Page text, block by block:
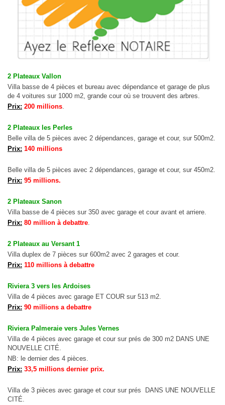
2 Plateaux Vallon
Villa basse de 4 pièces et bureau avec dépendance et garage de plus
de 4 voitures sur 1000 m2, grande cour où se trouvent des arbres.
Prix: 200 millions.
2 Plateaux les Perles
Belle villa de 5 pièces avec 2 dépendances, garage et cour, sur 500m2.
Prix: 140 millions
Belle villa de 5 pièces avec 2 dépendances, garage et cour, sur 450m2.
Prix: 95 millions.
2 Plateaux Sanon
Villa basse de 4 pièces sur 350 avec garage et cour avant et arriere.
Prix: 80 million à debattre.
2 Plateaux au Versant 1
Villa duplex de 7 pièces sur 600m2 avec 2 garages et cour.
Prix: 110 millions à debattre
Riviera 3 vers les Ardoises
Villa de 4 pièces avec garage ET COUR sur 513 m2.
Prix: 90 millions a debattre
Riviera Palmeraie vers Jules Vernes
Villa de 4 pièces avec garage et cour sur prés de 300 m2 DANS UNE
NOUVELLE CITÉ.
NB: le dernier des 4 pièces.
Prix: 33,5 millions dernier prix.
Villa de 3 pièces avec garage et cour sur prés DANS UNE NOUVELLE
CITÉ.